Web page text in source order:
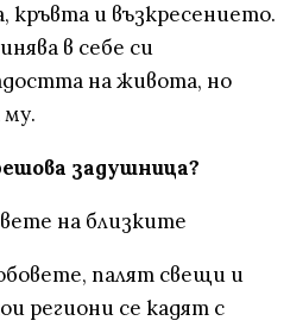
кръвта и възкресението.
в себе си
на живота, но
задушница?
на близките
палят свещи и
региони се кадят с